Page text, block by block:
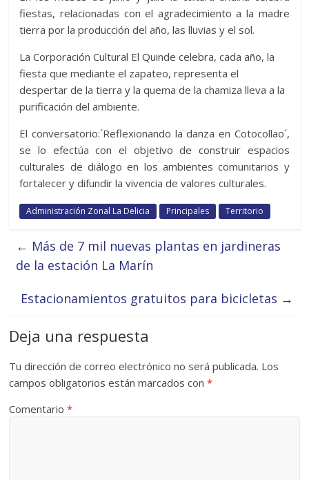
fiestas, relacionadas con el agradecimiento a la madre
tierra por la producción del año, las lluvias y el sol.
La Corporación Cultural El Quinde celebra, cada año, la
fiesta que mediante el zapateo, representa el
despertar de la tierra y la quema de la chamiza lleva a la
purificación del ambiente.
El conversatorio:´Reflexionando la danza en Cotocollao´,
se lo efectúa con el objetivo de construir espacios
culturales de diálogo en los ambientes comunitarios y
fortalecer y difundir la vivencia de valores culturales.
Administración Zonal La Delicia Principales Territorio
← Más de 7 mil nuevas plantas en jardineras
de la estación La Marín
Estacionamientos gratuitos para bicicletas →
Deja una respuesta
Tu dirección de correo electrónico no será publicada. Los
campos obligatorios están marcados con*
Comentario*